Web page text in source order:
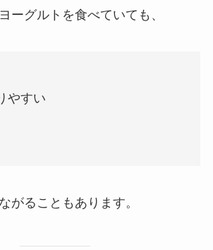
ーグルトを食べていても、
やすい
がることもあります。